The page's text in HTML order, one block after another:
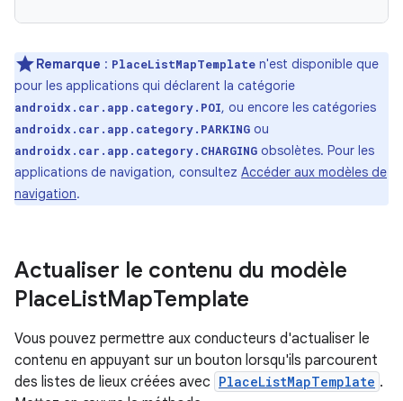
Remarque : PlaceListMapTemplate n'est disponible que
pour les applications qui déclarent la catégorie
androidx.car.app.category.POI, ou encore les catégories
androidx.car.app.category.PARKING ou
androidx.car.app.category.CHARGING obsolètes. Pour les
applications de navigation, consultez Accéder aux modèles de
navigation.
Actualiser le contenu du modèle
PlaceListMapTemplate
Vous pouvez permettre aux conducteurs d'actualiser le
contenu en appuyant sur un bouton lorsqu'ils parcourent
des listes de lieux créées avec PlaceListMapTemplate .